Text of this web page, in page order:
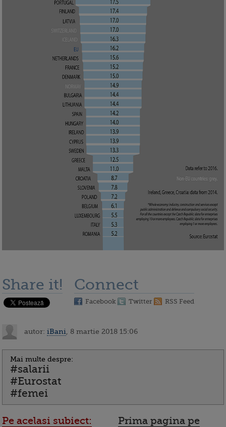
Share it! Connect
Facebook Twitter RSS Feed
autor: iBani , 8 martie 2018 15:06
Mai multe despre:
#salarii
#Eurostat
#femei
Pe acelasi subiect:
Prima pagina pe